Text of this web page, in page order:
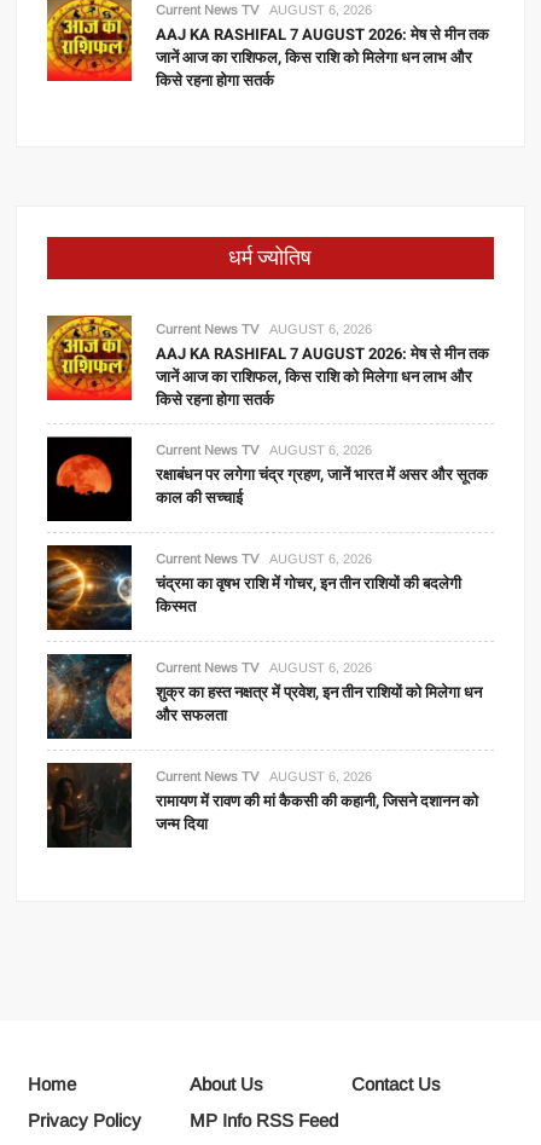
Current News TV AUGUST 6, 2026
AAJ KA RASHIFAL 7 AUGUST 2026: मेष से मीन तक
जानें आज का राशिफल, किस राशि को मिलेगा धन लाभ और
किसे रहना होगा सतर्क
धर्म ज्योतिष
Current News TV AUGUST 6, 2026
AAJ KA RASHIFAL 7 AUGUST 2026: मेष से मीन तक
जानें आज का राशिफल, किस राशि को मिलेगा धन लाभ और
किसे रहना होगा सतर्क
Current News TV AUGUST 6, 2026
रक्षाबंधन पर लगेगा चंद्र ग्रहण, जानें भारत में असर और सूतक
काल की सच्चाई
Current News TV AUGUST 6, 2026
चंद्रमा का वृषभ राशि में गोचर, इन तीन राशियों की बदलेगी
किस्मत
Current News TV AUGUST 6, 2026
शुक्र का हस्त नक्षत्र में प्रवेश, इन तीन राशियों को मिलेगा धन
और सफलता
Current News TV AUGUST 6, 2026
रामायण में रावण की मां कैकसी की कहानी, जिसने दशानन को
जन्म दिया
Home About Us
Contact Us
Privacy Policy
MP Info RSS Feed